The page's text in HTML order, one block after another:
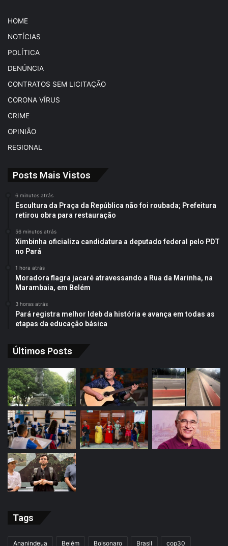
HOME
NOTÍCIAS
POLÍTICA
DENÚNCIA
CONTRATOS SEM LICITAÇÃO
CORONA VÍRUS
CRIME
OPINIÃO
REGIONAL
Posts Mais Vistos
6 minutos atrás
Escultura da Praça da República não foi roubada; Prefeitura
retirou obra para restauração
56 minutos atrás
Ximbinha oficializa candidatura a deputado federal pelo PDT
no Pará
1 hora atrás
Moradora flagra jacaré atravessando a Rua da Marinha, na
Marambaia, em Belém
3 horas atrás
Pará registra melhor Ideb da história e avança em todas as
etapas da educação básica
Últimos Posts
Tags
Ananindeua Belém Bolsonaro Brasil cop30